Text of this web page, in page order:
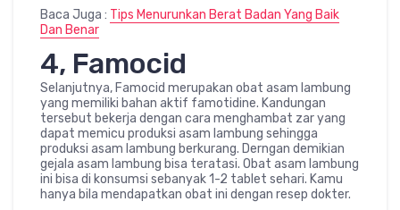
Baca Juga : Tips Menurunkan Berat Badan Yang Baik
Dan Benar
4, Famocid
Selanjutnya, Famocid merupakan obat asam lambung
yang memiliki bahan aktif famotidine. Kandungan
tersebut bekerja dengan cara menghambat zar yang
dapat memicu produksi asam lambung sehingga
produksi asam lambung berkurang. Derngan demikian
gejala asam lambung bisa teratasi. Obat asam lambung
ini bisa di konsumsi sebanyak 1-2 tablet sehari. Kamu
hanya bila mendapatkan obat ini dengan resep dokter.